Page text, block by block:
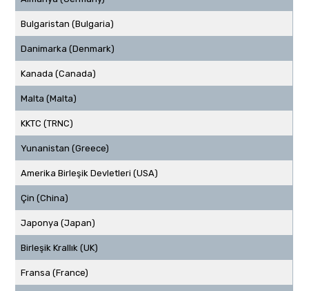
Bulgaristan (Bulgaria)
Danimarka (Denmark)
Kanada (Canada)
Malta (Malta)
KKTC (TRNC)
Yunanistan (Greece)
Amerika Birleşik Devletleri (USA)
Çin (China)
Japonya (Japan)
Birleşik Krallık (UK)
Fransa (France)